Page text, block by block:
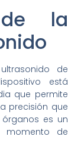
de la
de
está
que permite
precisión que
es un
momento de